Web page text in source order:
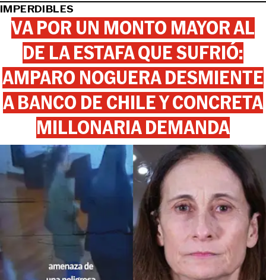
IMPERDIBLES
VA POR UN MONTO MAYOR AL
DE LA ESTAFA QUE SUFRIÓ:
AMPARO NOGUERA DESMIENTE
A BANCO DE CHILE Y CONCRETA
MILLONARIA DEMANDA